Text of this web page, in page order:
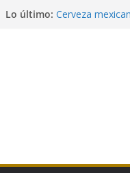
Lo último: Las mejores